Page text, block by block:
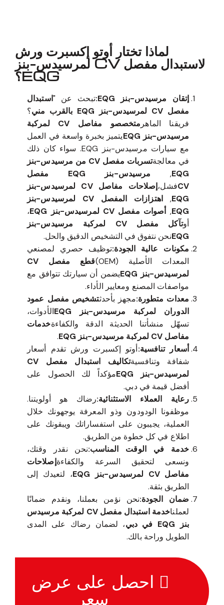
لماذا تختار أوتو إكسبرت ورش
لاستبدال مفصل CV لمرسيدس-بنز
EQG؟
إتقان مرسيدس-بنز EQG: تبحث عن "استبدال
مفصل CV لمرسيدس-بنز EQG بالقرب مني
؟
فريقنا الماهر
متخصصو مفاصل CV لمركبة
مرسيدس-بنز EQG
يتميز بخبرة واسعة في العمل
مع سيارات مرسيدس-بنز EQG. سواء كان ذلك
في معالجة
تسربات مفصل CV من مرسيدس-بنز
EQG
,
مرسيدس-بنز EQG مفصل
CVفشل،
إصلاحات مفاصل CV لمرسيدس-بنز
EQG
,
اهتزازات المفصل CV لمرسيدس-بنز
EQG
, أصوات مفصل CV لمرسيدس-بنز EQG
،
أو
تآكل مفصل CV لمركبة مرسيدس-بنز
EQGنحن نتفوق في التشخيص الدقيق والحل.
مكونات عالية الجودة:توظيف حصري لمصنعي
المعدات الأصلية (OEM)
قطع مفصل CV
لمرسيدس-بنز EQG
يضمن أن سيارتك تتوافق مع
مواصفات المصنع ومعايير الأداء.
معدات متطورة:مجهز بأحدثتشخيص مفصل عمود
الدوران لمركبة مرسيدس-بنز EQG
الأدوات،
تسهّل منشأتنا الحديثة الدقة والكفاءةخدمات
مفاصل CV لمركبة مرسيدس-بنز EQG
.
أسعار تنافسية:أوتو إكسبرت ورش تقدم أسعار
شفافة وتنافسية
تكاليف استبدال مفصل CV
لمرسيدس-بنز EQG
مؤكداً لك الحصول على
أفضل قيمة في دبي.
رعاية العملاء الاستثنائية:رضاك هو أولويتنا.
موظفونا الودودون وذو المعرفة يوجهونك خلال
العملية، يجيبون على استفساراتك ويبقونك على
اطلاع في كل خطوة من الطريق.
خدمة في الوقت المناسب:نحن نقدر وقتك،
ونسعى لتحقيق السرعة والكفاءةإصلاحات
مفاصل CV لمرسيدس-بنز EQG
، لتعيدك إلى
الطريق بثقة.
ضمان الجودة:نحن نؤمن بعملنا، ونقدم ضمانًا
لعملنا
خدمة استبدال مفصل CV لمركبة مرسيدس
بنز EQG في دبي
، لضمان رضاك على المدى
الطويل وراحة بالك.
احصل على عرض
سعر